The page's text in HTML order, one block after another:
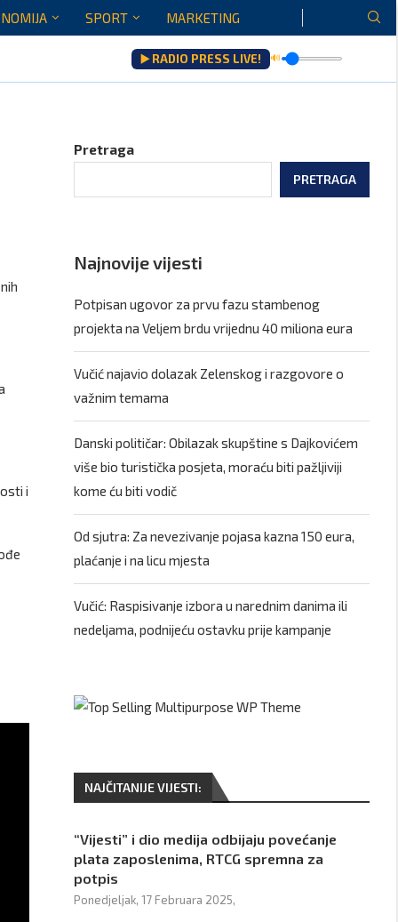
SPORT MARKETING
▶️ RADIO PRESS LIVE! 🔊
i
Pretraga
PRETRAGA
Najnovije vijesti
Potpisan ugovor za prvu fazu stambenog
projekta na Veljem brdu vrijednu 40 miliona eura
Vučić najavio dolazak Zelenskog i razgovore o
važnim temama
Danski političar: Obilazak skupštine s Dajkovićem
više bio turistička posjeta, moraću biti pažljiviji
kome ću biti vodič
Od sjutra: Za nevezivanje pojasa kazna 150 eura,
plaćanje i na licu mjesta
Vučić: Raspisivanje izbora u narednim danima ili
nedeljama, podnijeću ostavku prije kampanje
NAJČITANIJE VIJESTI:
“Vijesti” i dio medija odbijaju povećanje
plata zaposlenima, RTCG spremna za
potpis
Ponedjeljak, 17 Februara 2025,